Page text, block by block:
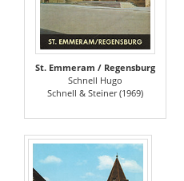
St. Emmeram / Regensburg
Schnell Hugo
Schnell & Steiner (1969)